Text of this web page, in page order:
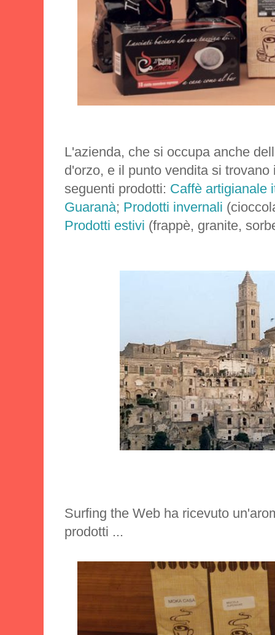
L'azienda, che si occupa anche
d'orzo, e il punto vendita si
seguenti prodotti: Caffè artigianale
Guaranà; Prodotti invernali
Prodotti estivi (frappè, granite,
Surfing the Web ha ricevuto
prodotti ...